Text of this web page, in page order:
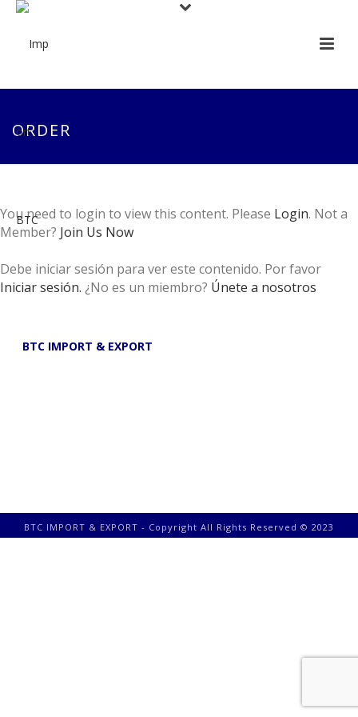
ORDER
You need to login to view this content. Please Login. Not a
Member? Join Us Now
Debe iniciar sesión para ver este contenido. Por favor
Iniciar sesión. ¿No es un miembro? Únete a nosotros
BTC IMPORT & EXPORT
BTC IMPORT & EXPORT - Copyright All Rights Reserved © 2023